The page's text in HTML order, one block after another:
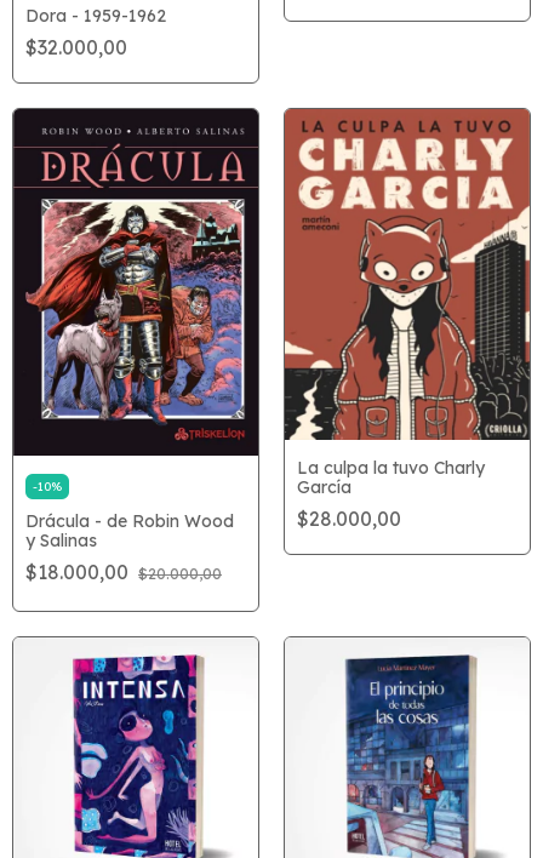
Dora - 1959-1962
$32.000,00
-10%
Drácula - de Robin Wood
y Salinas
$18.000,00 $20.000,00
La culpa la tuvo Charly
García
$28.000,00